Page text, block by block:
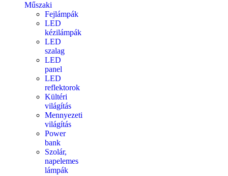
Műszaki
Fejlámpák
LED
kézilámpák
LED
szalag
LED
panel
LED
reflektorok
Kültéri
világítás
Mennyezeti
világítás
Power
bank
Szolár,
napelemes
lámpák